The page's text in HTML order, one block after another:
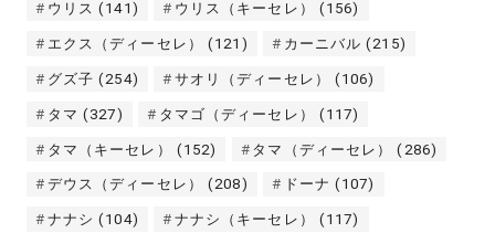
ウリス (141) ウリス（キーセレ） (156)
エクス（ディーセレ） (121) カーニバル (215)
グズ子 (254) サオリ（ディーセレ） (106)
タマ (327) タマゴ（ディーセレ） (117)
タマ（キーセレ） (152) タマ（ディーセレ） (286)
デウス（ディーセレ） (208) ドーナ (107)
ナナシ (104) ナナシ（キーセレ） (117)